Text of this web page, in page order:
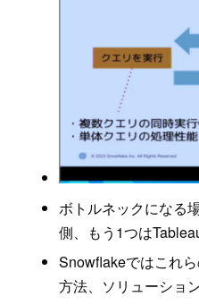
ボトルネックになる
側、もう1つは
Snowflakeではこれ
方法、ソリューショ